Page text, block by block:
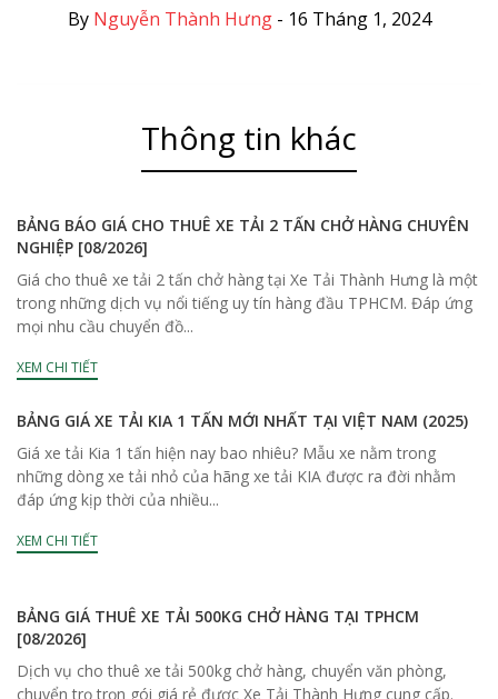
By Nguyễn Thành Hưng- 16 Tháng 1, 2024
Thông tin khác
BẢNG BÁO GIÁ CHO THUÊ XE TẢI 2 TẤN CHỞ HÀNG CHUYÊN
NGHIỆP [08/2026]
Giá cho thuê xe tải 2 tấn chở hàng tại Xe Tải Thành Hưng là một
trong những dịch vụ nổi tiếng uy tín hàng đầu TPHCM. Đáp ứng
mọi nhu cầu chuyển đồ...
XEM CHI TIẾT
BẢNG GIÁ XE TẢI KIA 1 TẤN MỚI NHẤT TẠI VIỆT NAM (2025)
Giá xe tải Kia 1 tấn hiện nay bao nhiêu? Mẫu xe nằm trong
những dòng xe tải nhỏ của hãng xe tải KIA được ra đời nhằm
đáp ứng kịp thời của nhiều...
XEM CHI TIẾT
BẢNG GIÁ THUÊ XE TẢI 500KG CHỞ HÀNG TẠI TPHCM
[08/2026]
Dịch vụ cho thuê xe tải 500kg chở hàng, chuyển văn phòng,
chuyển trọ trọn gói giá rẻ được Xe Tải Thành Hưng cung cấp.